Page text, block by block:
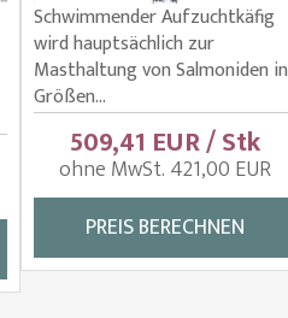
Schwimmender Aufzuchtkäfig
wird hauptsächlich zur
Masthaltung von Salmoniden in
Größen...
509,41 EUR / Stk
ohne MwSt. 421,00 EUR
PREIS BERECHNEN